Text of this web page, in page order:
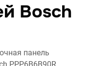
Bosch
панель